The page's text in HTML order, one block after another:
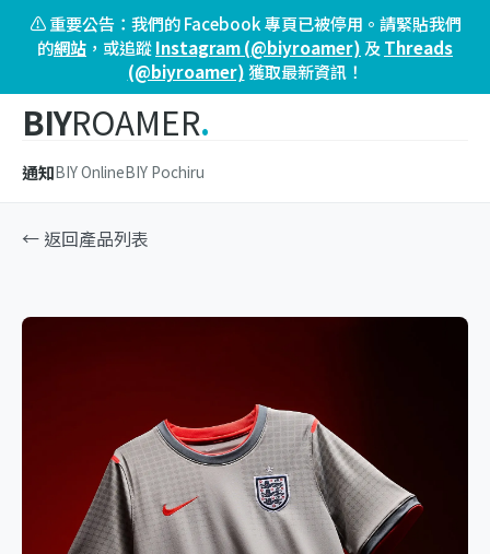
⚠️ 重要公告：我們的 Facebook 專頁已被停用。請緊貼我們
的網站 ，或追蹤Instagram (@biyroamer) 及 Threads
(@biyroamer)獲取最新資訊！
BIYROAMER.
通知BIY OnlineBIY Pochiru
← 返回產品列表